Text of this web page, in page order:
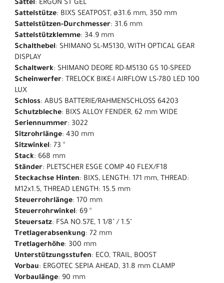
Sattel: ERGON ST GEL
Sattelstütze: BIXS SEATPOST, ø31.6 mm, 350 mm
Sattelstützen-Durchmesser: 31.6 mm
Sattelstützklemme: 34.9 mm
Schalthebel: SHIMANO SL-M5130, WITH OPTICAL GEAR
DISPLAY
Schaltwerk: SHIMANO DEORE RD-M5130 GS 10-SPEED
Scheinwerfer: TRELOCK BIKE-I AIRFLOW LS-780 LED 100
LUX
Schloss: ABUS BATTERIE/RAHMENSCHLOSS 64203
Schutzbleche: BIXS ALLOY FENDER, 62 mm WIDE
Seriennummer: 3022
Sitzrohrlänge: 430 mm
Sitzwinkel: 73 °
Stack: 668 mm
Ständer: PLETSCHER ESGE COMP 40 FLEX/F18
Steckachse Hinten: BIXS, LENGTH: 171 mm, THREAD:
M12x1.5, THREAD LENGTH: 15.5 mm
Steuerrohrlänge: 170 mm
Steuerrohrwinkel: 69 °
Steuersatz: FSA NO.57E, 1 1/8" / 1.5"
Tretlagerabsenkung: 72 mm
Tretlagerhöhe: 300 mm
Unterstützungsstufen: ECO, TRAIL, BOOST
Vorbau: ERGOTEC SEPIA AHEAD, 31.8 mm CLAMP
Vorbaulänge: 90 mm